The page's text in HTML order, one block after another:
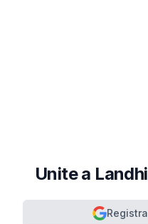
Unite a